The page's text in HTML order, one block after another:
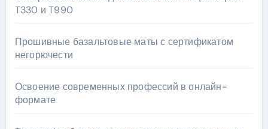
T330 и T990
Прошивные базальтовые маты с сертификатом
негорючести
Освоение современных профессий в онлайн-
формате